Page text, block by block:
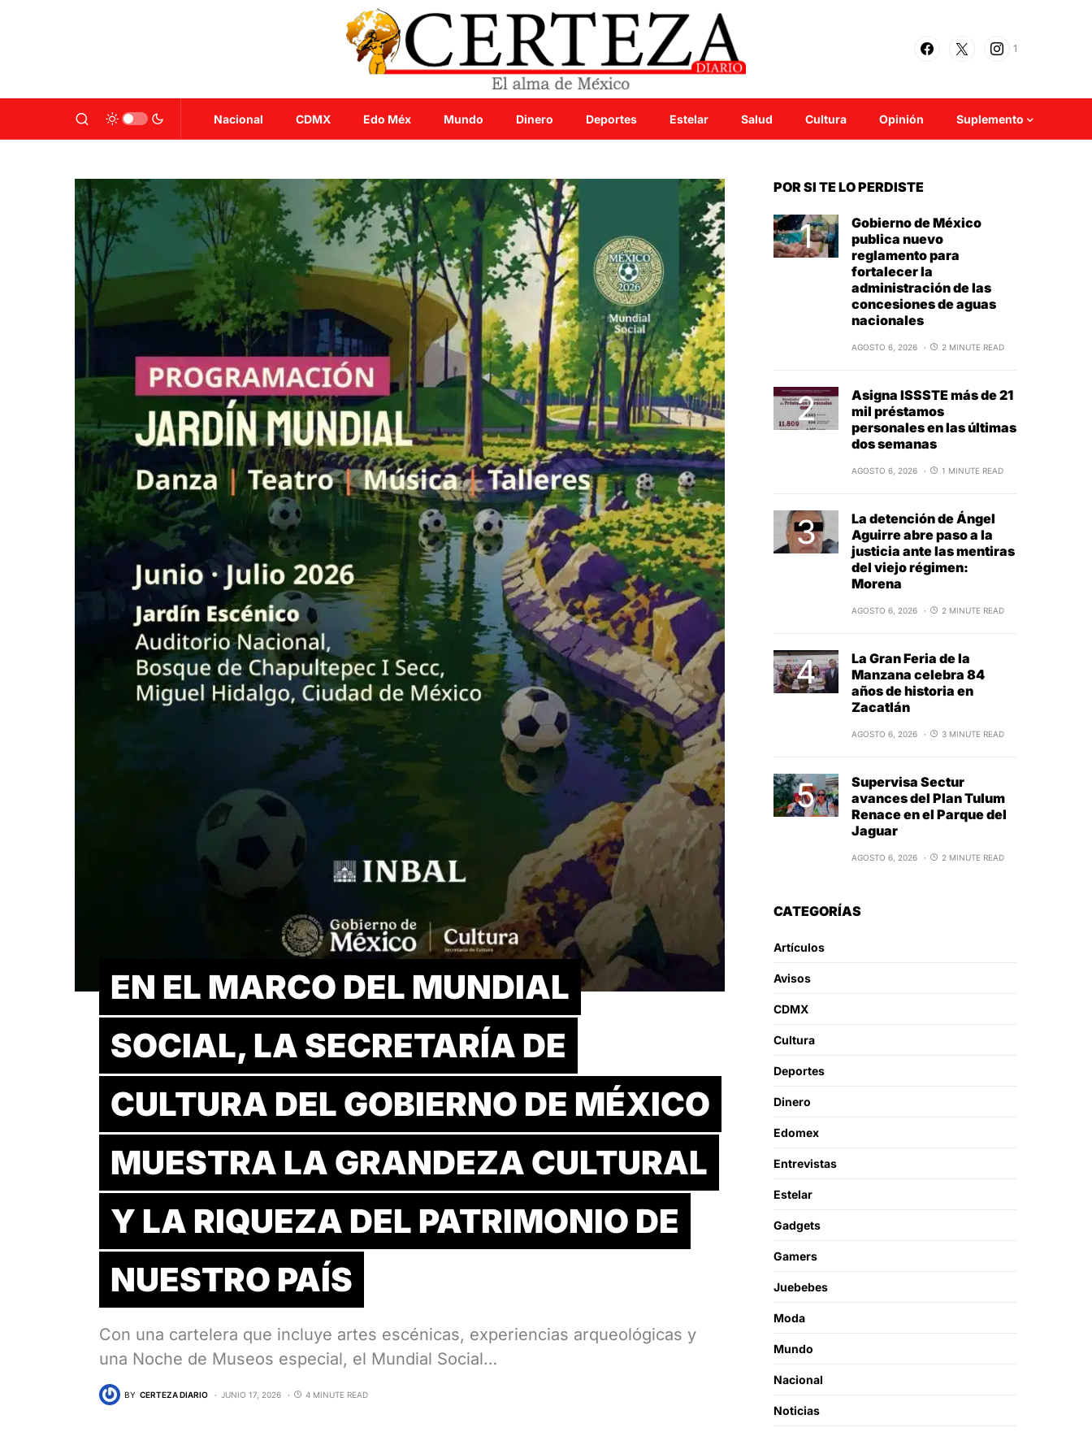
1
Nacional CDMX Edo Méx Mundo Dinero Deportes Estelar Salud Cultura Opinión Suplemento
EN EL MARCO DEL MUNDIAL
SOCIAL, LA SECRETARÍA DE
CULTURA DEL GOBIERNO DE MÉXICO
MUESTRA LA GRANDEZA CULTURAL
Y LA RIQUEZA DEL PATRIMONIO DE
NUESTRO PAÍS
Con una cartelera que incluye artes escénicas, experiencias arqueológicas y
una Noche de Museos especial, el Mundial Social…
BY CERTEZA DIARIO JUNIO 17, 2026 4 MINUTE READ
POR SI TE LO PERDISTE
Gobierno de México
publica nuevo
reglamento para
fortalecer la
administración de las
concesiones de aguas
nacionales
AGOSTO 6, 2026 2 MINUTE READ
Asigna ISSSTE más de 21
mil préstamos
personales en las últimas
dos semanas
AGOSTO 6, 2026 1 MINUTE READ
La detención de Ángel
Aguirre abre paso a la
justicia ante las mentiras
del viejo régimen:
Morena
AGOSTO 6, 2026 2 MINUTE READ
La Gran Feria de la
Manzana celebra 84
años de historia en
Zacatlán
AGOSTO 6, 2026 3 MINUTE READ
Supervisa Sectur
avances del Plan Tulum
Renace en el Parque del
Jaguar
AGOSTO 6, 2026 2 MINUTE READ
CATEGORÍAS
Artículos
Avisos
CDMX
Cultura
Deportes
Dinero
Edomex
Entrevistas
Estelar
Gadgets
Gamers
Juebebes
Moda
Mundo
Nacional
Noticias